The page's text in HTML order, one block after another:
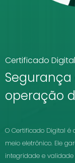
Certificado Digital
operação
O Certificado Digital
meio eletrônico. Ele
integridade e